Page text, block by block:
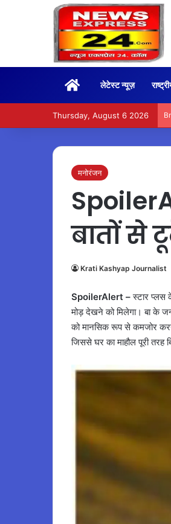
Homeलेटेस्ट न्यूज़
Thursday, August 6 2026
मनोरंजन
बातों से
Krati Kashyap Journalist
SpoilerAlert –स्टार प्लस
मोड़ देखने को मिलेगा। बा के
को मानसिक रूप से कमजोर
जिससे घर का माहौल पूरी तरह